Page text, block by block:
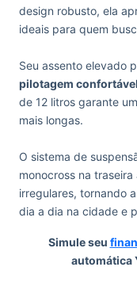
design robusto, ela
ideais para quem
Seu assento elevado
pilotagem confortável
de 12 litros garante
mais longas.
O sistema de
monocross na
irregulares, tornando
dia a dia na cidade e
Simule seu
automática